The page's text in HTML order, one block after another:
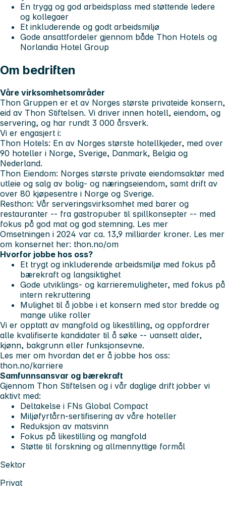
En trygg og god arbeidsplass med støttende ledere
og kollegaer
Et inkluderende og godt arbeidsmiljø
Gode ansattfordeler gjennom både Thon Hotels og
Norlandia Hotel Group
Om bedriften
Våre virksomhetsområder
Thon Gruppen er et av Norges største privateide konsern,
eid av Thon Stiftelsen. Vi driver innen hotell, eiendom, og
servering, og har rundt 3 000 årsverk.
Vi er engasjert i:
Thon Hotels: En av Norges største hotellkjeder, med over
90 hoteller i Norge, Sverige, Danmark, Belgia og
Nederland.
Thon Eiendom: Norges største private eiendomsaktør med
utleie og salg av bolig- og næringseiendom, samt drift av
over 80 kjøpesentre i Norge og Sverige.
Resthon: Vår serveringsvirksomhet med barer og
restauranter -- fra gastropuber til spillkonsepter -- med
fokus på god mat og god stemning. Les mer
Omsetningen i 2024 var ca. 13,9 milliarder kroner. Les mer
om konsernet her: thon.no/om
Hvorfor jobbe hos oss?
Et trygt og inkluderende arbeidsmiljø med fokus på
bærekraft og langsiktighet
Gode utviklings- og karrieremuligheter, med fokus på
intern rekruttering
Mulighet til å jobbe i et konsern med stor bredde og
mange ulike roller
Vi er opptatt av mangfold og likestilling, og oppfordrer
alle kvalifiserte kandidater til å søke -- uansett alder,
kjønn, bakgrunn eller funksjonsevne.
Les mer om hvordan det er å jobbe hos oss:
thon.no/karriere
Samfunnsansvar og bærekraft
Gjennom Thon Stiftelsen og i vår daglige drift jobber vi
aktivt med:
Deltakelse i FNs Global Compact
Miljøfyrtårn-sertifisering av våre hoteller
Reduksjon av matsvinn
Fokus på likestilling og mangfold
Støtte til forskning og allmennyttige formål
Sektor
Privat